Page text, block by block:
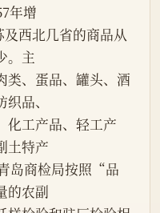
年增
及西北几省的商品从
。主
类、蛋品、罐头、酒
品、
化工产品、轻工产
土特产
岛商检局按照“品
的农副